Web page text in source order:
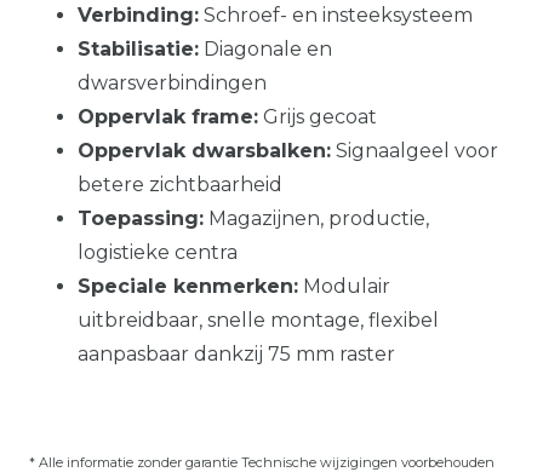
Verbinding: Schroef- en insteeksysteem
Stabilisatie: Diagonale en
dwarsverbindingen
Oppervlak frame: Grijs gecoat
Oppervlak dwarsbalken: Signaalgeel voor
betere zichtbaarheid
Toepassing: Magazijnen, productie,
logistieke centra
Speciale kenmerken: Modulair
uitbreidbaar, snelle montage, flexibel
aanpasbaar dankzij 75 mm raster
* Alle informatie zonder garantie Technische wijzigingen voorbehouden